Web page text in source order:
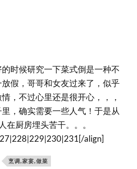
时候研究一下菜式倒是一种不
假，哥哥和女友过来了，似乎
，不过心里还是很开心，，，
，确实需要一些人气！于是从
在厨房埋头苦干。。。
[/align]
烹调,家宴,做菜